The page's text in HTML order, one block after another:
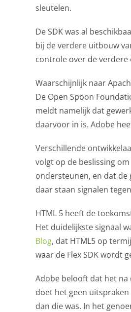
sleutelen.
De SDK was al
bij de verdere uitbouw
controle over de
Waarschijnlijk naar
De Open Spoon
meldt namelijk dat
daarvoor in is. Adobe
Verschillende
volgt op de beslissing
ondersteunen, en dat
daar staan signalen
HTML 5 heeft de
Het duidelijkste signaal
Blog, dat HTML5 op
waar de Flex SDK wordt
Adobe belooft dat het na
doet het geen
dan die was. In het